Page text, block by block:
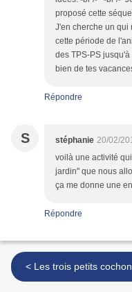
proposé cette
J'en cherche un qui
cette période de
des TPS-PS jusqu'à
bien de tes
Répondre
S stéphanie 20/02/
voilà une activité
jardin" que nous
ça me donne une
Répondre
< Les trois petits